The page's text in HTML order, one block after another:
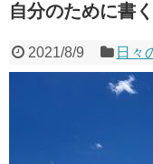
自分のために書
2021/8/9 日々